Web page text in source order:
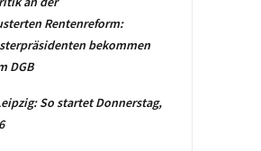
Rentenreform:
bekommen
DGB
So startet Donnerstag,